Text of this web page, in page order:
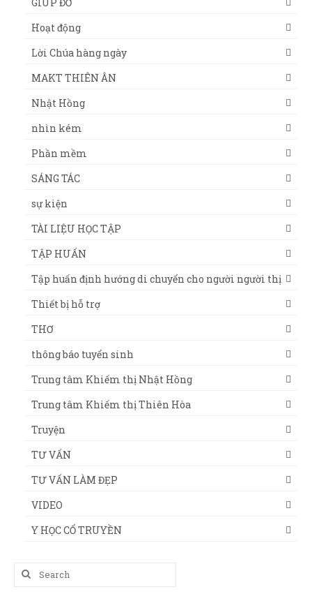
Hoạt động
Lời Chúa hàng ngày
MAKT THIÊN ÂN
Nhật Hồng
nhìn kém
Phần mềm
SÁNG TÁC
sự kiện
TÀI LIỆU HỌC TẬP
TẬP HUẤN
Tập huấn định hướng di chuyển cho người người thị
Thiết bị hỗ trợ
THƠ
thông báo tuyển sinh
Trung tâm Khiếm thị Nhật Hồng
Trung tâm Khiếm thị Thiên Hòa
Truyện
TƯ VẤN
TƯ VẤN LÀM ĐẸP
VIDEO
Y HỌC CỔ TRUYỀN
Search
for: